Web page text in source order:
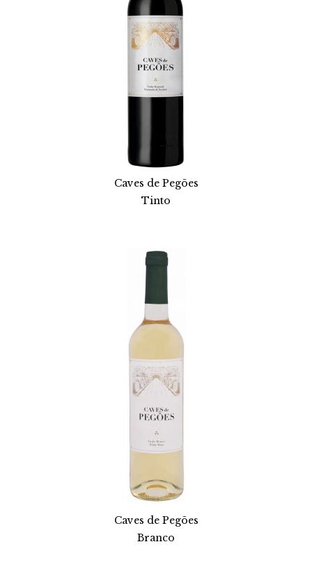
Caves de Pegões
Tinto
Caves de Pegões
Branco